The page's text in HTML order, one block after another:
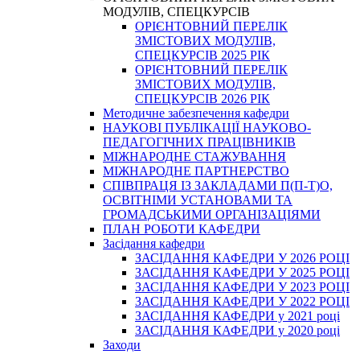
МОДУЛІВ, СПЕЦКУРСІВ
ОРІЄНТОВНИЙ ПЕРЕЛІК
ЗМІСТОВИХ МОДУЛІВ,
СПЕЦКУРСІВ 2025 РІК
ОРІЄНТОВНИЙ ПЕРЕЛІК
ЗМІСТОВИХ МОДУЛІВ,
СПЕЦКУРСІВ 2026 РІК
Методичне забезпечення кафедри
НАУКОВІ ПУБЛІКАЦІЇ НАУКОВО-
ПЕДАГОГІЧНИХ ПРАЦІВНИКІВ
МІЖНАРОДНЕ СТАЖУВАННЯ
МІЖНАРОДНЕ ПАРТНЕРСТВО
СПІВПРАЦЯ ІЗ ЗАКЛАДАМИ П(П-Т)О,
ОСВІТНІМИ УСТАНОВАМИ ТА
ГРОМАДСЬКИМИ ОРГАНІЗАЦІЯМИ
ПЛАН РОБОТИ КАФЕДРИ
Засідання кафедри
ЗАСІДАННЯ КАФЕДРИ У 2026 РОЦІ
ЗАСІДАННЯ КАФЕДРИ У 2025 РОЦІ
ЗАСІДАННЯ КАФЕДРИ У 2023 РОЦІ
ЗАСІДАННЯ КАФЕДРИ У 2022 РОЦІ
ЗАСІДАННЯ КАФЕДРИ у 2021 році
ЗАСІДАННЯ КАФЕДРИ у 2020 році
Заходи